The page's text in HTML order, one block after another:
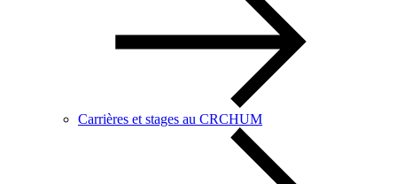
Carrières et stages au CRCHUM